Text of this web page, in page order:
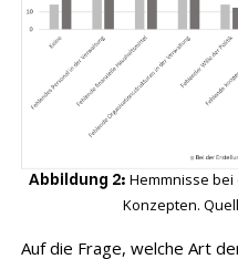
Abbildung 2: Hemmnisse
Konzepten.
Auf die Frage, welche Art